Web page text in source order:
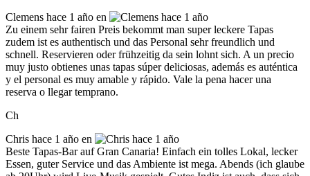
Clemens hace 1 año en
Zu einem sehr fairen Preis bekommt man super leckere Tapas
zudem ist es authentisch und das Personal sehr freundlich und
schnell. Reservieren oder frühzeitig da sein lohnt sich. A un precio
muy justo obtienes unas tapas súper deliciosas, además es auténtica
y el personal es muy amable y rápido. Vale la pena hacer una
reserva o llegar temprano.
Ch
Chris hace 1 año en
Beste Tapas-Bar auf Gran Canaria! Einfach ein tolles Lokal, lecker
Essen, guter Service und das Ambiente ist mega. Abends (ich glaube